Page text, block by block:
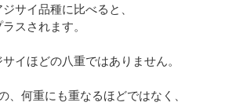
サイ品種に比べると、
スされます。
イほどの八重ではありません。
、何重にも重なるほどではなく、